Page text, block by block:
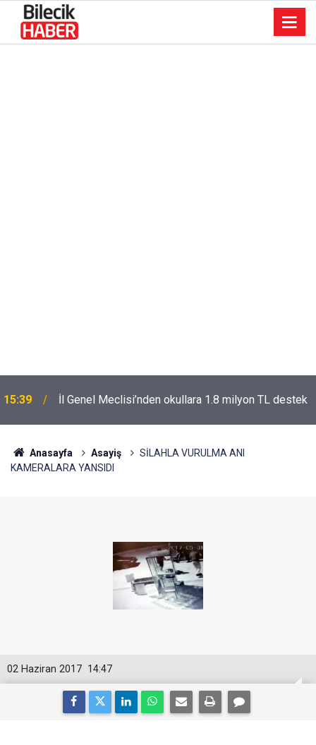
15:39 İl Genel Meclisi’nden okullara 1.8 milyon TL destek
Anasayfa Asayiş
SİLAHLA VURULMA ANI
KAMERALARA YANSIDI
14:47
02 Haziran 2017